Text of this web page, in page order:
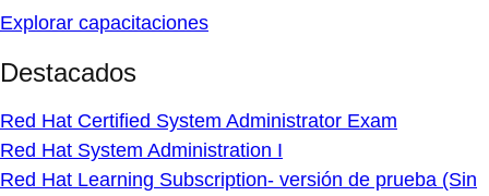
Explorar capacitaciones
Destacados
Red Hat Certified System Administrator Exam
Red Hat System Administration I
Red Hat Learning Subscription- versión de prueba (Sin